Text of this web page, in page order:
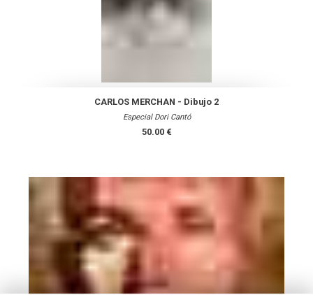
CARLOS MERCHAN - Dibujo 2
Especial Dori Cantó
50.00 €